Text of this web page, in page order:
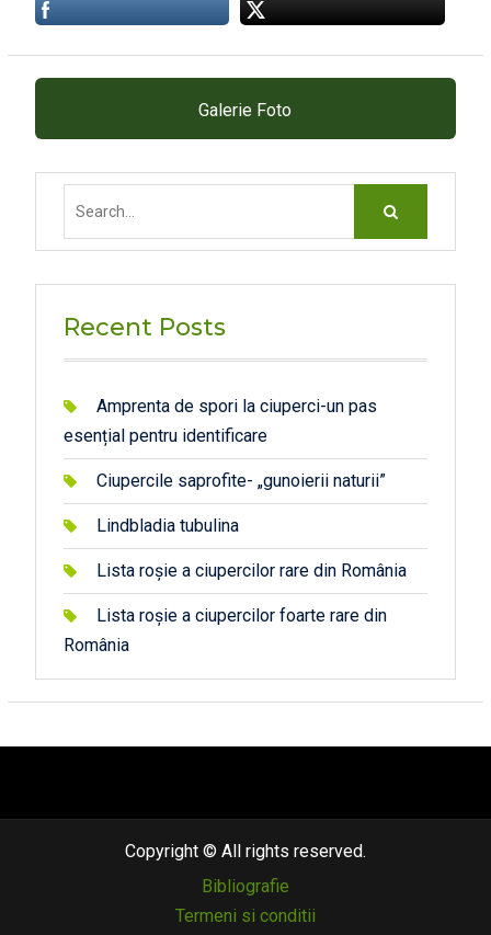
Galerie Foto
Recent Posts
Amprenta de spori la ciuperci-un pas
esențial pentru identificare
Ciupercile saprofite- „gunoierii naturii”
Lindbladia tubulina
Lista roșie a ciupercilor rare din România
Lista roșie a ciupercilor foarte rare din
România
Copyright © All rights reserved.
Bibliografie
Termeni si conditii